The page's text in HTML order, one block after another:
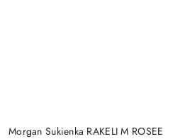
Morgan Sukienka RAKELI M ROSEE